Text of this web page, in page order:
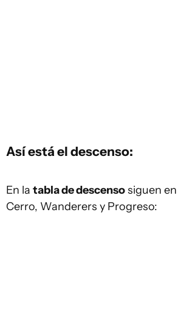
Así está el descenso:
En la tabla de descensosiguen
Cerro, Wanderers y Progreso: